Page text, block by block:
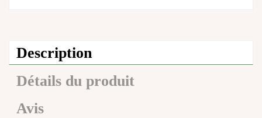
Description
Détails du produit
Avis